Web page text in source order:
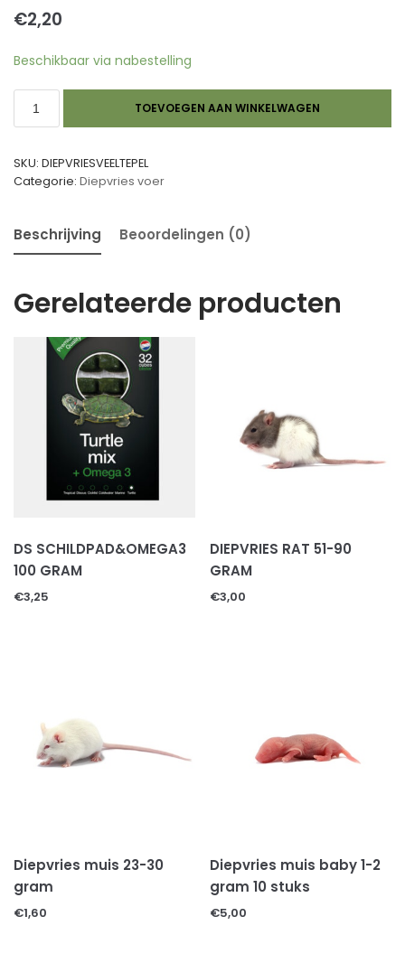
€2,20
Beschikbaar via nabestelling
TOEVOEGEN AAN WINKELWAGEN
SKU: DIEPVRIESVEELTEPEL
Categorie: Diepvries voer
Beschrijving Beoordelingen (0)
Gerelateerde producten
DS SCHILDPAD&OMEGA3
100 GRAM
€3,25
DIEPVRIES RAT 51-90
GRAM
€3,00
Diepvries muis 23-30
gram
€1,60
Diepvries muis baby 1-2
gram 10 stuks
€5,00